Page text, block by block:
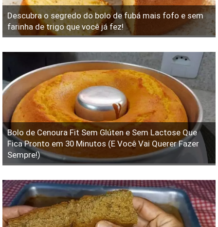
Descubra o segredo do bolo de fubá mais fofo e sem
farinha de trigo que você já fez!
Bolo de Cenoura Fit Sem Glúten e Sem Lactose Que
Fica Pronto em 30 Minutos (E Você Vai Querer Fazer
Sempre!)